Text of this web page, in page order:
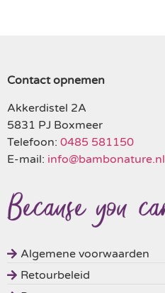
Contact opnemen
Akkerdistel 2A
5831 PJ Boxmeer
Telefoon: 0485 581150
E-mail: info@bambonature.nl
Algemene voorwaarden
Retourbeleid